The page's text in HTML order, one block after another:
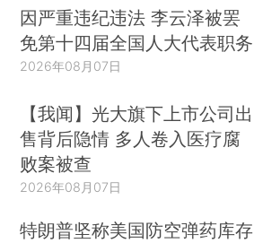
因严重违纪违法 李云泽被罢
免第十四届全国人大代表职务
2026年08月07日
【我闻】光大旗下上市公司出
售背后隐情 多人卷入医疗腐
败案被查
2026年08月07日
特朗普坚称美国防空弹药库存